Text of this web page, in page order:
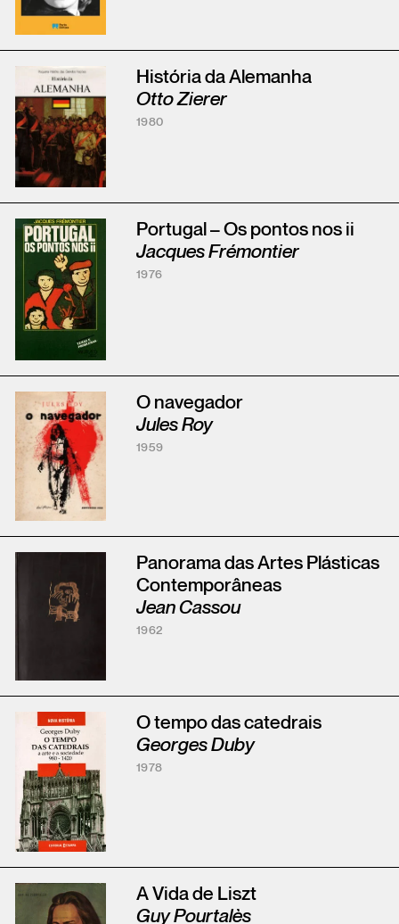
História da Alemanha
Otto Zierer
1980
Portugal – Os pontos nos ii
Jacques Frémontier
1976
O navegador
Jules Roy
1959
Panorama das Artes Plásticas
Contemporâneas
Jean Cassou
1962
O tempo das catedrais
Georges Duby
1978
A Vida de Liszt
Guy Pourtalès